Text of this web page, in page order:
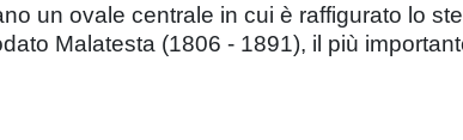
un ovale centrale in cui è raffigurato lo
Malatesta (1806 - 1891), il più